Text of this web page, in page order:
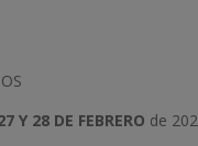
Y 28 DE FEBRERO de